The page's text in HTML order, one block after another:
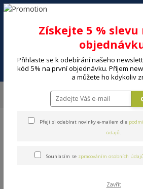
+420 602 494 600
CINCH (RCA) KABEL SENCOR SAV 102-015
CINCH (RCA)
SAV 102-015
Získejte 5 %
Přihlaste se k odebírání našeho
kód 5% na první objednávku. Příjem
a můžete ho kdykoliv
Přeji si odebírat novinky e-mailem dle
údajů.
Souhlasím se zpracováním osobních údajů
Zavřít